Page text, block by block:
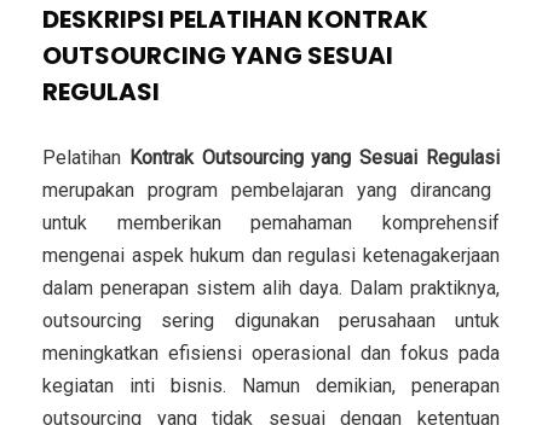
DESKRIPSI PELATIHAN KONTRAK
OUTSOURCING YANG SESUAI
REGULASI
Pelatihan Kontrak Outsourcing yang Sesuai Regulasi
merupakan program pembelajaran yang dirancang
untuk memberikan pemahaman komprehensif
mengenai aspek hukum dan regulasi ketenagakerjaan
dalam penerapan sistem alih daya. Dalam praktiknya,
outsourcing sering digunakan perusahaan untuk
meningkatkan efisiensi operasional dan fokus pada
kegiatan inti bisnis. Namun demikian, penerapan
outsourcing yang tidak sesuai dengan ketentuan